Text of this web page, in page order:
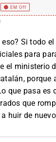
EM Off
Si todo
para
el ministerio
que pasa
que
huir de